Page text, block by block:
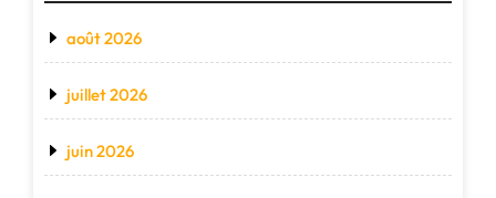
août 2026
juillet 2026
juin 2026